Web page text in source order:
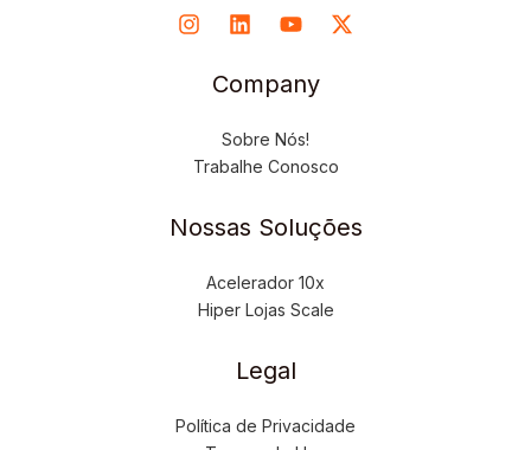
Company
Sobre Nós!
Trabalhe Conosco
Nossas Soluções
Acelerador 10x
Hiper Lojas Scale
Legal
Política de Privacidade